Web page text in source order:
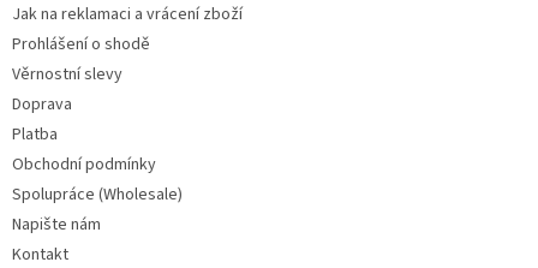
Jak na reklamaci a vrácení zboží
Prohlášení o shodě
Věrnostní slevy
Doprava
Platba
Obchodní podmínky
Spolupráce (Wholesale)
Napište nám
Kontakt